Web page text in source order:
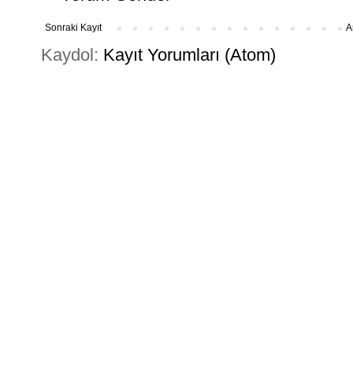
Sonraki Kayıt
Kaydol: Kayıt Yorumları (Atom)